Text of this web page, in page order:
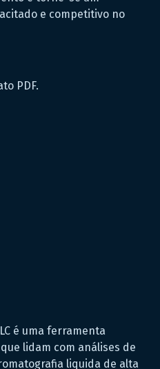
e competitivo no
PDF.
é uma ferramenta
lidam com análises de
liquida de alta